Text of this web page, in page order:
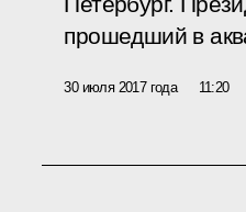
прошедший в
30 июля 2017 года 11:20